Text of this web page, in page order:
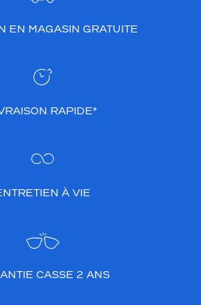
EN MAGASIN GRATUITE
RAPIDE*
À VIE
CASSE 2 ANS